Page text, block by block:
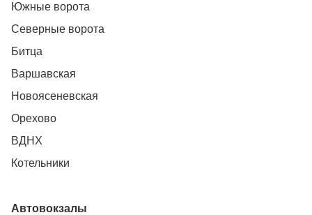
Южные ворота
Северные ворота
Битца
Варшавская
Новоясеневская
Орехово
ВДНХ
Котельники
Автовокзалы